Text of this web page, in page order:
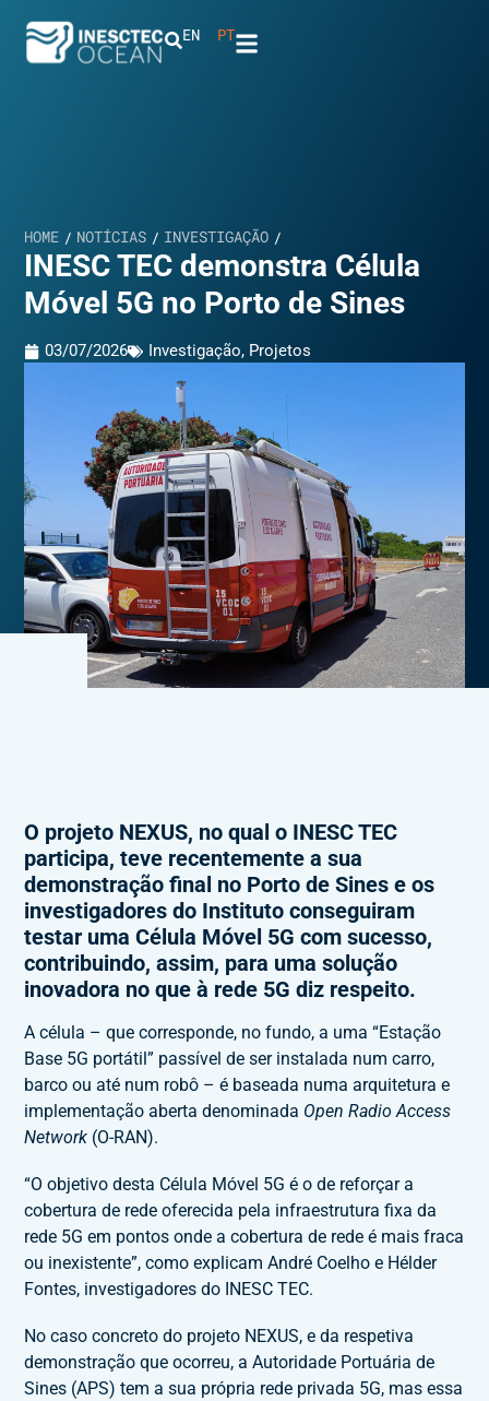
EN PT
HOME / NOTÍCIAS / INVESTIGAÇÃO /
INESC TEC demonstra Célula
Móvel 5G no Porto de Sines
03/07/2026 Investigação, Projetos
O projeto NEXUS, no qual o INESC TEC
participa, teve recentemente a sua
demonstração final no Porto de Sines e os
investigadores do Instituto conseguiram
testar uma Célula Móvel 5G com sucesso,
contribuindo, assim, para uma solução
inovadora no que à rede 5G diz respeito.
A célula – que corresponde, no fundo, a uma “Estação
Base 5G portátil” passível de ser instalada num carro,
barco ou até num robô – é baseada numa arquitetura e
implementação aberta denominada Open Radio Access
Network (O-RAN).
“O objetivo desta Célula Móvel 5G é o de reforçar a
cobertura de rede oferecida pela infraestrutura fixa da
rede 5G em pontos onde a cobertura de rede é mais fraca
ou inexistente”, como explicam André Coelho e Hélder
Fontes, investigadores do INESC TEC.
No caso concreto do projeto NEXUS, e da respetiva
demonstração que ocorreu, a Autoridade Portuária de
Sines (APS) tem a sua própria rede privada 5G, mas essa